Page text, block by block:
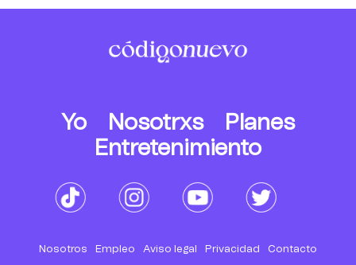
Yo Nosotrxs
Planes
Entretenimiento
Nosotros Empleo Aviso legal Privacidad Contacto